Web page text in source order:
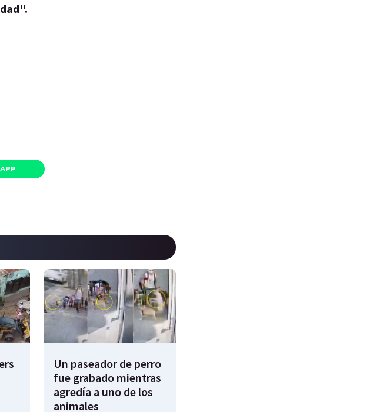
Un paseador de perro
fue grabado mientras
agredía a uno de los
animales